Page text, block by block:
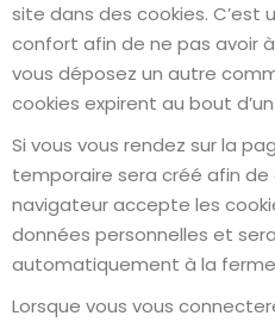
site dans des cookies. C’est
confort afin de ne pas avoir
vous déposez un autre
cookies expirent au bout
Si vous vous rendez sur la
temporaire sera créé afin
navigateur accepte les
données personnelles et
automatiquement à la
Lorsque vous vous